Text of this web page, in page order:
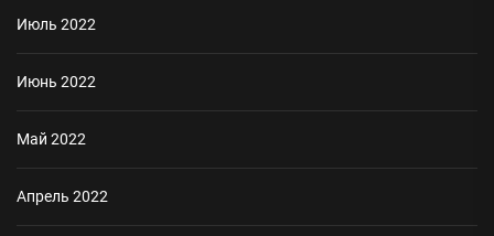
Июль 2022
Июнь 2022
Май 2022
Апрель 2022